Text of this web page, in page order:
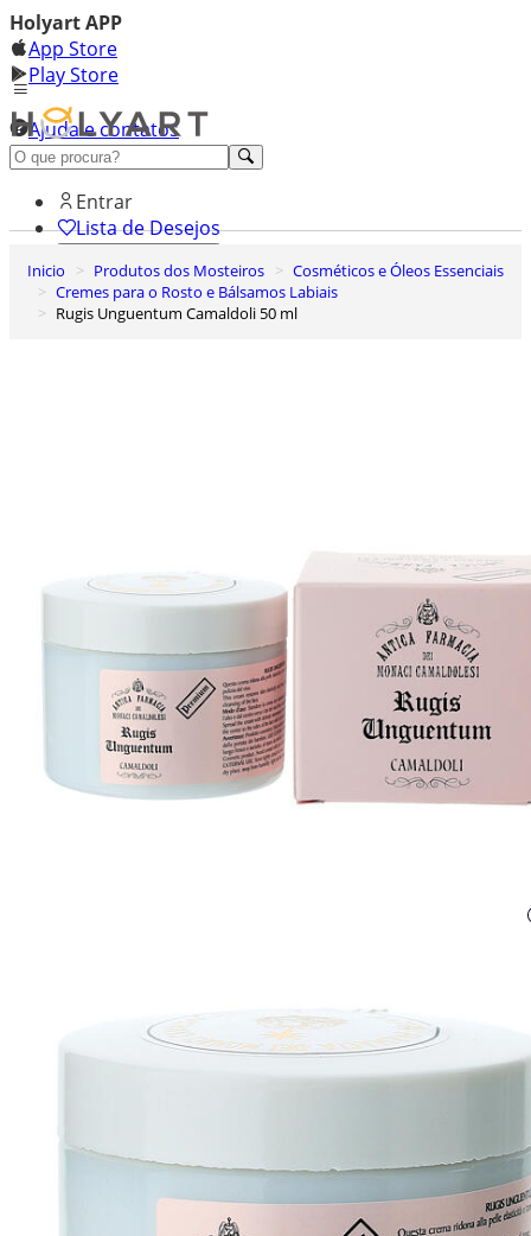
Holyart APP
App Store
Play Store
Ajuda e contatos
Conheça premium
Entrar
Lista de Desejos
0
Carrinho de Compras
Inicio Produtos dos Mosteiros
Cosméticos e Óleos Essenciais
Cremes para o Rosto e Bálsamos Labiais
Rugis Unguentum Camaldoli 50 ml